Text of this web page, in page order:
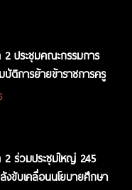
ประชุมคณะกรรมการ
ติการย้ายข้าราชการครู
ร่วมประชุมใหญ่ 245
ขับเคลื่อนนโยบายศึกษา